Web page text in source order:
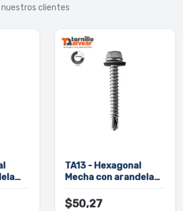
nuestros clientes
TA13 - Hexagonal
Mecha con arandela
$50,27